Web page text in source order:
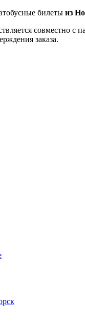
билеты из
совместно
заказа.